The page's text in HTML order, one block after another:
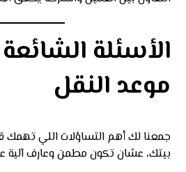
الأسئلة
موعد النقل
جمعنا لك أهم التساؤلات اللي
بيتك، عشان تكون مطمن وعارف آلية